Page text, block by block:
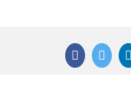
Facebook